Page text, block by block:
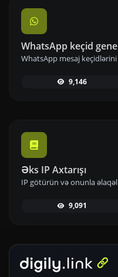
WhatsApp keçid
WhatsApp mesaj keçidlərini
9,146
Əks IP Axtarışı
IP götürün və onunla
9,091